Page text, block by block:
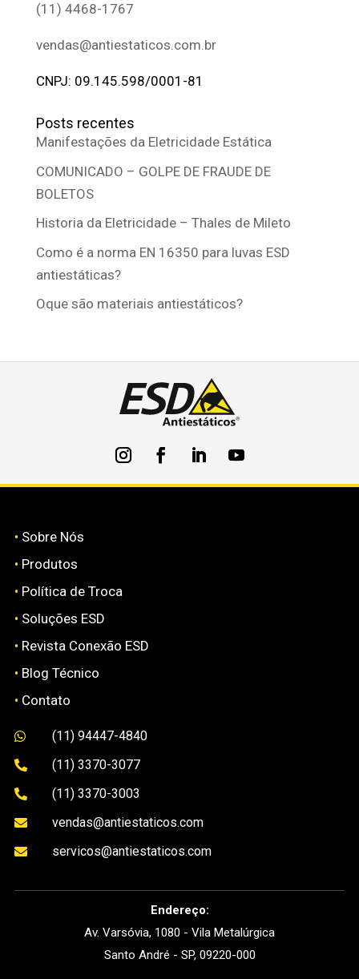
(11) 4468-1767
vendas@antiestaticos.com.br
CNPJ: 09.145.598/0001-81
Posts recentes
Manifestações da Eletricidade Estática
COMUNICADO – GOLPE DE FRAUDE DE
BOLETOS
Historia da Eletricidade – Thales de Mileto
Como é a norma EN 16350 para luvas ESD
antiestáticas?
Oque são materiais antiestáticos?
• Sobre Nós
• Produtos
• Política de Troca
• Soluções ESD
• Revista Conexão ESD
• Blog Técnico
• Contato
 (11) 94447-4840
 (11) 3370-3077
 (11) 3370-3003
 vendas@antiestaticos.com
 servicos@antiestaticos.com
Endereço:
Av. Varsóvia, 1080 - Vila Metalúrgica
Santo André - SP, 09220-000